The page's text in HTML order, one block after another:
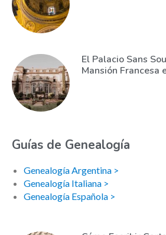
El Palacio Sans
Mansión Francesa
Guías de Genealogía
Genealogía Argentina >
Genealogía Italiana >
Genealogía Española >